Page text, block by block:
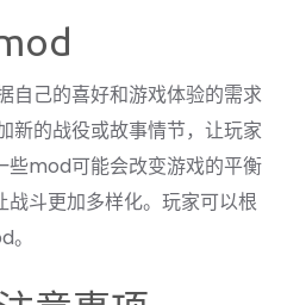
自己的喜好和游戏体验的需求
新的战役或故事情节，让玩家
些mod可能会改变游戏的平衡
斗更加多样化。玩家可以根